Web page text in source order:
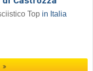
Top in Italia